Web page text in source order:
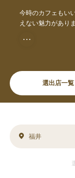
今時のカフェもい
えない魅力がありま
・・・
選出店一覧
福井